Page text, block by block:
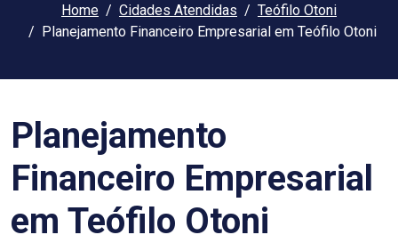
Home Cidades Atendidas
Teófilo Otoni
Planejamento Financeiro Empresarial em Teófilo Otoni
Planejamento
Financeiro Empresarial
em Teófilo Otoni